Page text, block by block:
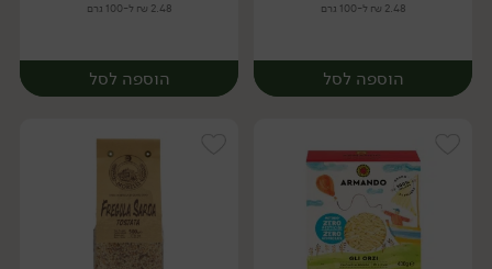
2.48 ₪ ל-100 גרם
הוספה לסל
2.48 ₪ ל-100 גרם
הוספה לסל